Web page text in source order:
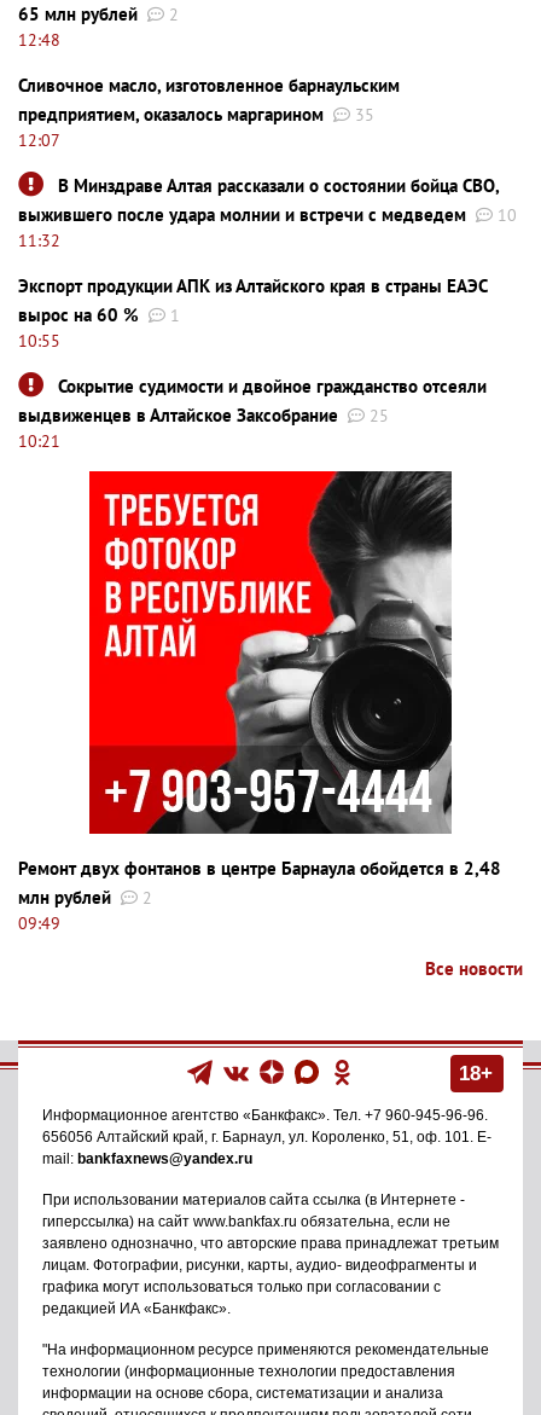
65 млн рублей
2
12:48
Сливочное масло, изготовленное барнаульским
предприятием, оказалось маргарином
35
12:07
В Минздраве Алтая рассказали о состоянии бойца СВО,
выжившего после удара молнии и встречи с медведем
10
11:32
Экспорт продукции АПК из Алтайского края в страны ЕАЭС
вырос на 60 %
1
10:55
Сокрытие судимости и двойное гражданство отсеяли
выдвиженцев в Алтайское Заксобрание
25
10:21
Ремонт двух фонтанов в центре Барнаула обойдется в 2,48
млн рублей
2
09:49
Все новости
18+
Информационное агентство «Банкфакс» . Тел. +7 960-945-96-96
656056 Алтайский край, г. Барнаул ул. Короленко, 51, оф. 101
. E-
mail: bankfaxnews@yandex.ru
При использовании материалов сайта ссылка (в Интернете -
гиперссылка) на сайт www.bankfax.ru обязательна, если не
заявлено однозначно, что авторские права принадлежат третьим
лицам. Фотографии, рисунки, карты, аудио- видеофрагменты и
графика могут использоваться только при согласовании с
редакцией ИА «Банкфакс».
"На информационном ресурсе применяются рекомендательные
технологии (информационные технологии предоставления
информации на основе сбора, систематизации и анализа